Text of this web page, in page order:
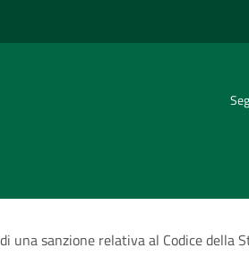
una sanzione relativa al Codice della